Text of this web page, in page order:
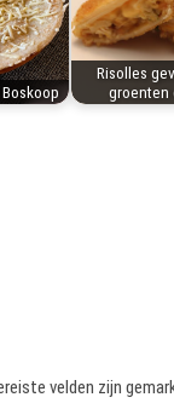
Risolles
groenten
velden zijn